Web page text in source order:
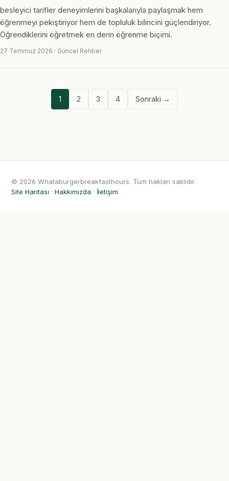
besleyici tarifler deneyimlerini başkalarıyla paylaşmak hem
öğrenmeyi pekiştiriyor hem de topluluk bilincini güçlendiriyor.
Öğrendiklerini öğretmek en derin öğrenme biçimi.
27 Temmuz 2026 · Güncel Rehber
1 2 3 4 Sonraki →
© 2026 Whataburgerbreakfasthours. Tüm hakları saklıdır.
Site Haritası · Hakkımızda · İletişim